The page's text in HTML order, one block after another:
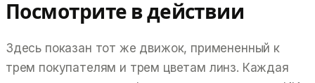
Посмотрите в действии
Здесь показан тот же движок, примененный к
трем покупателям и трем цветам линз. Каждая